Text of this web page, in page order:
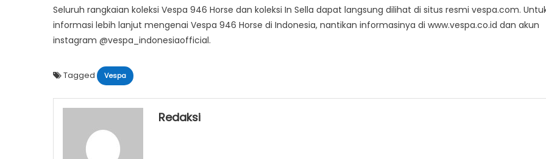
Seluruh rangkaian koleksi Vespa 946 Horse dan koleksi In Sella dapat langsung dilihat di situs resmi vespa.com.
informasi lebih lanjut mengenai Vespa 946 Horse di Indonesia, nantikan informasinya di www.vespa.co.id dan akun
instagram @vespa_indonesiaofficial.
Tagged Vespa
Redaksi